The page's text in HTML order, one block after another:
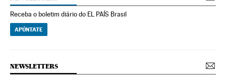
Receba o boletim diário do EL PAÍS Brasil
APÚNTATE
NEWSLETTERS